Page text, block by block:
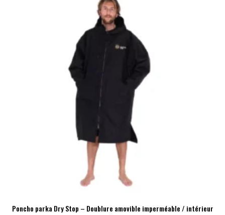
Poncho parka Dry Stop – Doublure amovible imperméable / intérieur